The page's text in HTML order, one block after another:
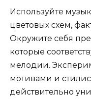
Используйте
цветовых схем,
Окружите себя
которые
мелодии.
мотивами и
действительно